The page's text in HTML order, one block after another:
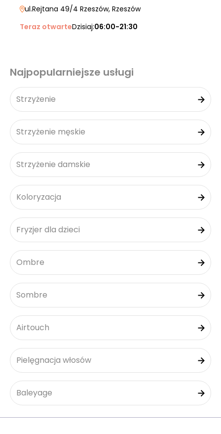
ul.Rejtana 49/4 Rzeszów, Rzeszów
Teraz otwarteDzisiaj:06:00-21:30
Najpopularniejsze usługi
Strzyżenie
Strzyżenie męskie
Strzyżenie damskie
Koloryzacja
Fryzjer dla dzieci
Ombre
Sombre
Airtouch
Pielęgnacja włosów
Baleyage